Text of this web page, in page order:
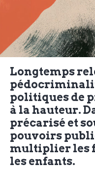
Longtemps
politiques de
à la hauteur.
précarisé et
pouvoirs
multiplier les
les enfants.